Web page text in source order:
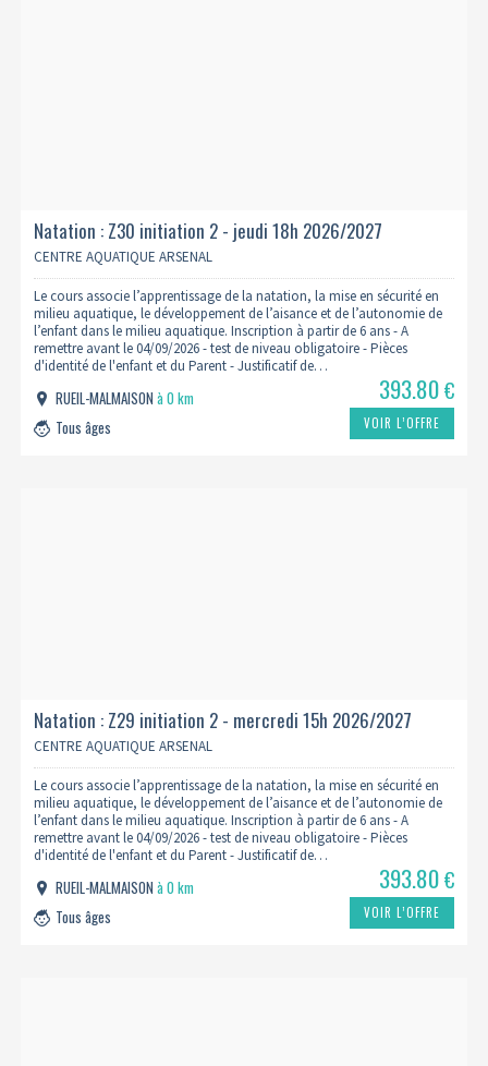
Natation : Z30 initiation 2 - jeudi 18h 2026/2027
CENTRE AQUATIQUE ARSENAL
Le cours associe l’apprentissage de la natation, la mise en sécurité en
milieu aquatique, le développement de l’aisance et de l’autonomie de
l’enfant dans le milieu aquatique. Inscription à partir de 6 ans - A
remettre avant le 04/09/2026 - test de niveau obligatoire - Pièces
d'identité de l'enfant et du Parent - Justificatif de…
RUEIL-MALMAISONà 0 km
Tous âges
393.80€
VOIR L’OFFRE
Natation : Z29 initiation 2 - mercredi 15h 2026/2027
CENTRE AQUATIQUE ARSENAL
Le cours associe l’apprentissage de la natation, la mise en sécurité en
milieu aquatique, le développement de l’aisance et de l’autonomie de
l’enfant dans le milieu aquatique. Inscription à partir de 6 ans - A
remettre avant le 04/09/2026 - test de niveau obligatoire - Pièces
d'identité de l'enfant et du Parent - Justificatif de…
RUEIL-MALMAISONà 0 km
Tous âges
393.80€
VOIR L’OFFRE